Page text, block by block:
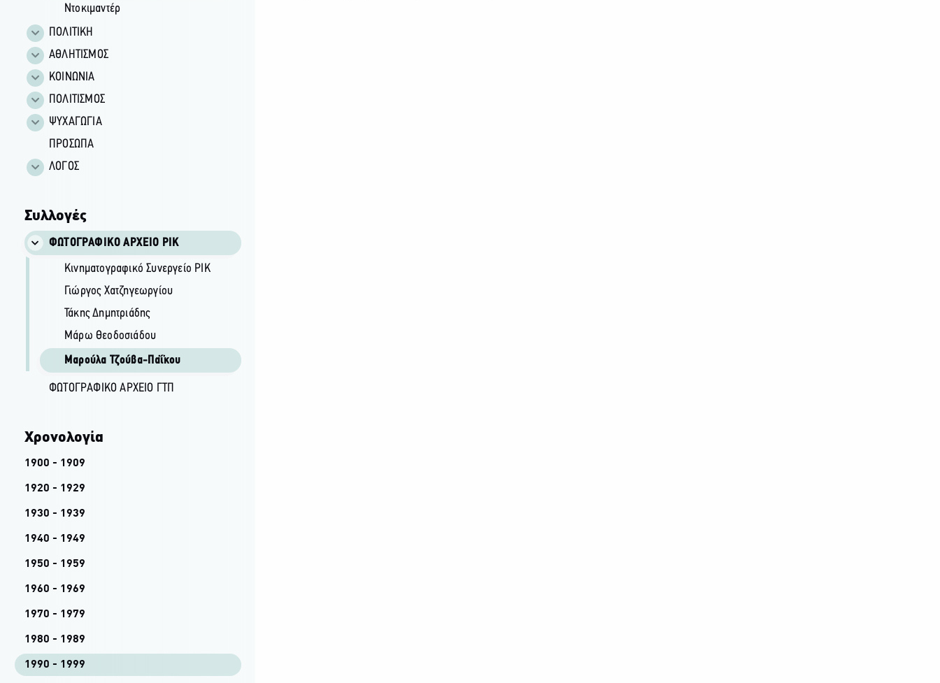
Ντοκιμαντέρ
ΠΟΛΙΤΙΚΗ
ΑΘΛΗΤΙΣΜΟΣ
ΚΟΙΝΩΝΙΑ
ΠΟΛΙΤΙΣΜΟΣ
ΨΥΧΑΓΩΓΙΑ
ΠΡΟΣΩΠΑ
ΛΟΓΟΣ
Συλλογές
ΦΩΤΟΓΡΑΦΙΚΌ ΑΡΧΕΊΟ ΡΙΚ
Κινηματογραφικό Συνεργείο ΡΙΚ
Γιώργος Χατζηγεωργίου
Τάκης Δημητριάδης
Μάρω Θεοδοσιάδου
Μαρούλα Τζούβα-Παΐκου
ΦΩΤΟΓΡΑΦΙΚΌ ΑΡΧΕΊΟ ΓΤΠ
Χρονολογία
1900 - 1909
1920 - 1929
1930 - 1939
1940 - 1949
1950 - 1959
1960 - 1969
1970 - 1979
1980 - 1989
1990 - 1999